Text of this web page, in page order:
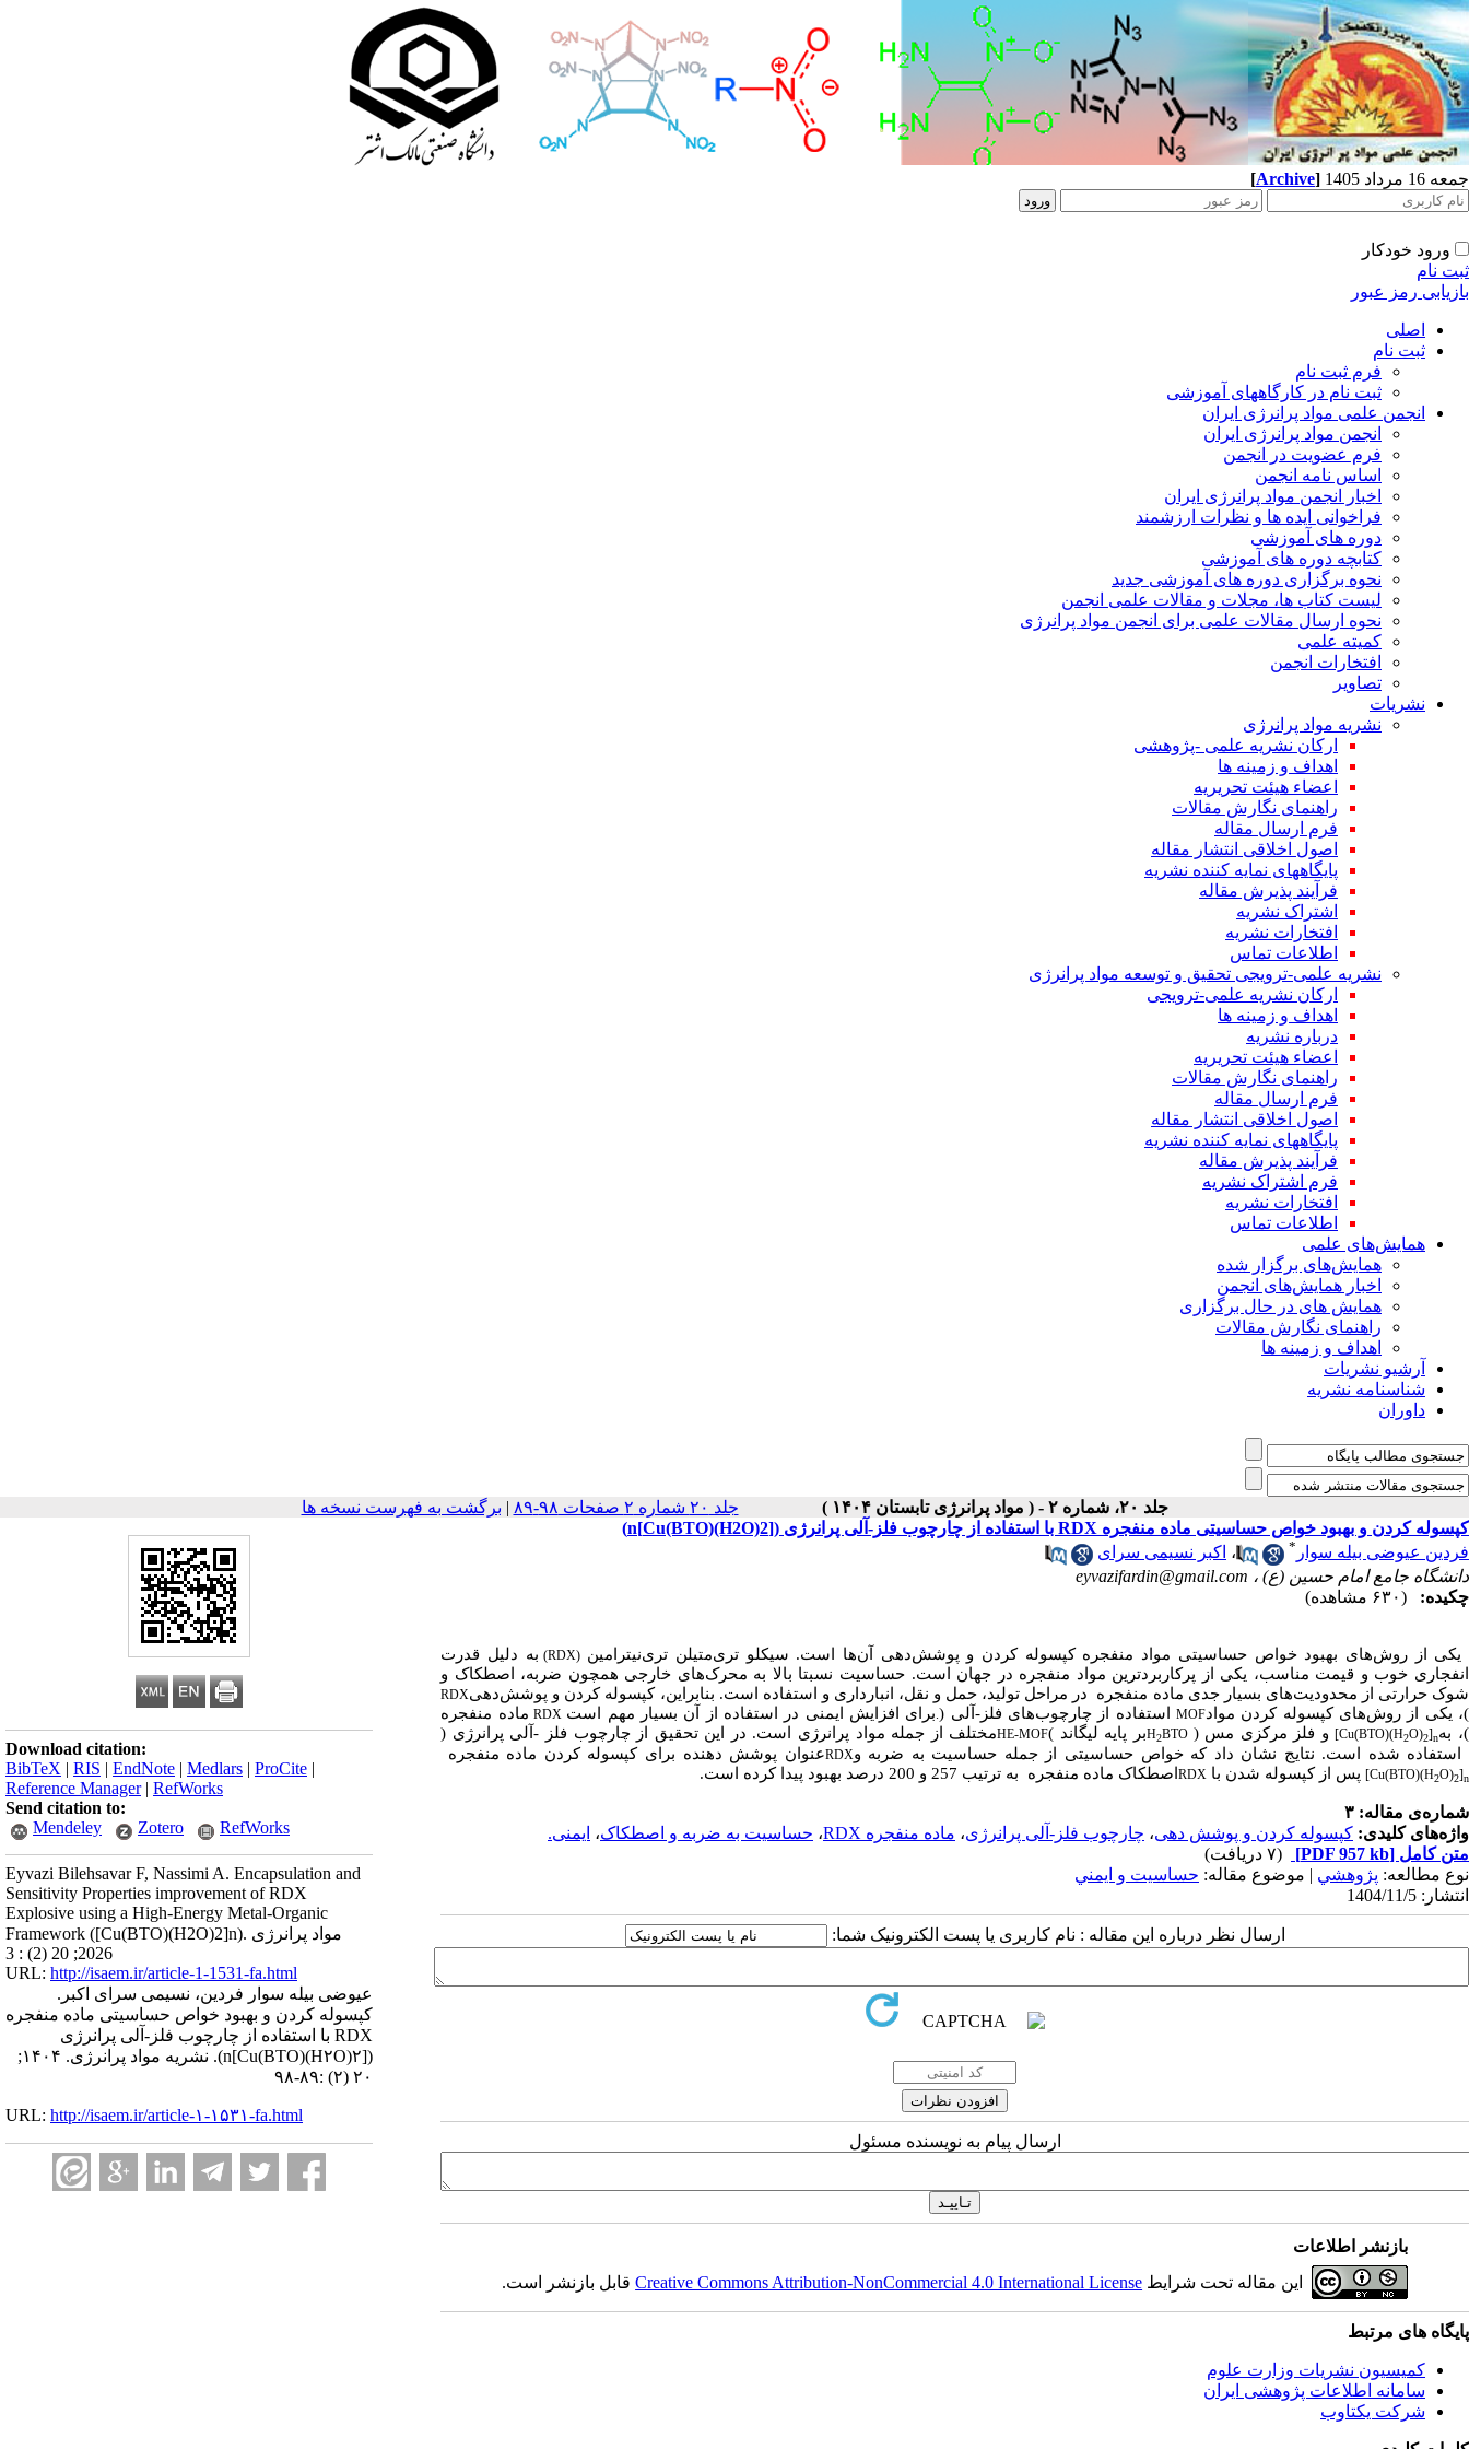
جمعه 16 مرداد 1405 [Archive]
ورود خودکار
ثبت نام
بازیابی رمز عبور
اصلی
ثبت نام
فرم ثبت نام
ثبت نام در کارگاههای آموزشی
انجمن علمی مواد پرانرژی ایران
انجمن مواد پرانرژی ایران
فرم عضویت در انجمن
اساس نامه انجمن
اخبار انجمن مواد پرانرژی ایران
فراخوانی ایده ها و نظرات ارزشمند
دوره های آموزشی
کتابچه دوره های آموزشی
نحوه برگزاری دوره های آموزشی جدید
لیست کتاب ها، مجلات و مقالات علمی انجمن
نحوه ارسال مقالات علمی برای انجمن مواد پرانرژی
کمیته علمی
افتخارات انجمن
تصاویر
نشریات
نشریه مواد پرانرژی
ارکان نشریه علمی -پژوهشی
اهداف و زمینه ها
اعضاء هیئت تحریریه
راهنمای نگارش مقالات
فرم ارسال مقاله
اصول اخلاقی انتشار مقاله
پایگاههای نمایه کننده نشریه
فرآیند پذیرش مقاله
اشتراک نشریه
افتخارات نشریه
اطلاعات تماس
نشریه علمی-ترویجی تحقیق و توسعه مواد پرانرژی
ارکان نشریه علمی-ترویجی
اهداف و زمینه ها
درباره نشریه
اعضاء هیئت تحریریه
راهنمای نگارش مقالات
فرم ارسال مقاله
اصول اخلاقی انتشار مقاله
پایگاههای نمایه کننده نشریه
فرآیند پذیرش مقاله
فرم اشتراک نشریه
افتخارات نشریه
اطلاعات تماس
همایش‌های علمی
همایش‌های برگزار شده
اخبار همایش‌های انجمن
همایش های در حال برگزاری
راهنمای نگارش مقالات
اهداف و زمینه ها
آرشیو نشریات
شناسنامه نشریه
داوران
جلد ۲۰، شماره ۲ - ( مواد پرانرژی تابستان ۱۴۰۴ ) جلد ۲۰ شماره ۲ صفحات ۹۸-۸۹ | برگشت به فهرست نسخه ها
Download citation:
BibTeX | RIS | EndNote | Medlars | ProCite |
Reference Manager| RefWorks
Send citation to:
Mendeley
Zotero RefWorks
Eyvazi Bilehsavar F, Nassimi A. Encapsulation and
Sensitivity Properties improvement of RDX
Explosive using a High-Energy Metal-Organic
Framework ([Cu(BTO)(H2O)2]n). مواد پرانرژی
2026; 20 (2) : 3
URL: http://isaem.ir/article-1-1531-fa.html
عیوضی بیله سوار فردین، نسیمی سرای اکبر.
کپسوله کردن و بهبود خواص حساسیتی ماده منفجره
RDX با استفاده از چارچوب فلز-آلی پرانرژی
([Cu(BTO)(H۲O)۲]n). نشریه مواد پرانرژی. ۱۴۰۴;
۲۰ (۲) :۸۹-۹۸
URL: http://isaem.ir/article-۱-۱۵۳۱-fa.html
کپسوله کردن و بهبود خواص حساسیتی ماده منفجره RDX با استفاده از چارچوب فلز-آلی پرانرژی ([Cu(BTO)(H2O)2]n)
فردین عیوضی بیله سوار * ، اکبر نسیمی سرای
دانشگاه جامع امام حسین (ع) ، eyvazifardin@gmail.com
چکیده:
(۶۳۰ مشاهده)
یکی از روش‌های بهبود خواص حساسیتی مواد منفجره کپسوله کردن و پوشش‌دهی آن‌ها است. سیکلو تری‌متیلن تری‌نیترامین(RDX)
به دلیل قدرت
انفجاری خوب و قیمت مناسب، یکی از پرکاربردترین مواد منفجره در جهان است. حساسیت نسبتا بالا به محرک‌های خارجی همچون ضربه، اصطکاک و
شوک حرارتی از محدودیت‌های بسیار جدی ماده منفجره
RDXدر مراحل تولید، حمل‌ و نقل، انبارداری و استفاده است. بنابراین، کپسوله کردن و پوشش‌دهی
ماده منفجره RDX برای افزایش ایمنی در استفاده از آن بسیار مهم است .استفاده از چارچوب‌های فلز-آلی ( MOF)، یکی از روش‌های کپسوله کردن مواد
مختلف از جمله مواد پرانرژی است. در این تحقیق از چارچوب فلز -آلی پرانرژی (HE-MOF) بر پایه لیگاندH2BTO و فلز مرکزی مس ([Cu(BTO)(H2O)2]n)، به
عنوان پوشش دهنده برای کپسوله کردن ماده منفجرهRDXاستفاده شده است. نتایج نشان داد که خواص حساسیتی از جمله حساسیت به ضربه و
اصطکاک ماده منفجره RDX پس از کپسوله شدن با [Cu(BTO)(H2O)2]n به ترتیب 257 و 200 درصد بهبود پیدا کرده است.
شماره‌ی مقاله: ۳
واژه‌های کلیدی: کپسوله کردن و پوشش دهی، چارچوب فلز-آلی پرانرژی، ماده منفجره RDX ، حساسیت به ضربه و اصطکاک، ایمنی.
متن کامل [PDF 957 kb]
(۷ دریافت)
نوع مطالعه: پژوهشي | موضوع مقاله: حساسيت و ايمني
انتشار: 1404/11/5
ارسال نظر درباره این مقاله : نام کاربری یا پست الکترونیک شما:
ارسال پیام به نویسنده مسئول
بازنشر اطلاعات
این مقاله تحت شرایط Creative Commons Attribution-NonCommercial 4.0 International Licenseقابل بازنشر است.
پایگاه های مرتبط
کمیسیون نشریات وزارت علوم
سامانه اطلاعات پژوهشی ایران
شرکت یکتاوب